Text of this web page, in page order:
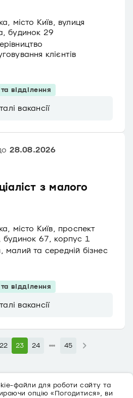
файли для роботи сайту та
опцію «Погодитися», ви
місто Київ, вулиця
будинок 29
клієнтів
відділення
вакансії
з малого
28.08.2026
місто Київ, проспект
будинок 67, корпус 1
малий та середній бізнес
відділення
вакансії
22 23 24 45